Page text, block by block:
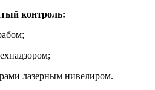
контроль:
лазерным нивелиром.